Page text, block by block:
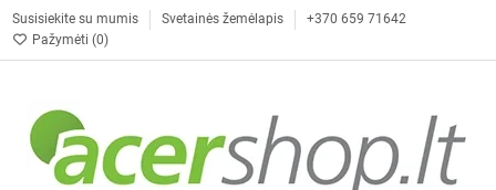
Susisiekite su mumis Svetainės žemėlapis
+370 659 71642
Pažymėti (0)